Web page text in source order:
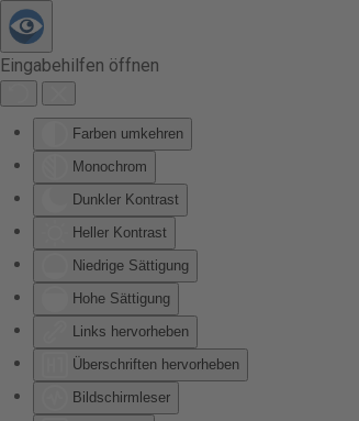
Eingabehilfen öffnen
Farben umkehren
Monochrom
Dunkler Kontrast
Heller Kontrast
Niedrige Sättigung
Hohe Sättigung
Links hervorheben
Überschriften hervorheben
Bildschirmleser
Zum Hauptinhalt springen